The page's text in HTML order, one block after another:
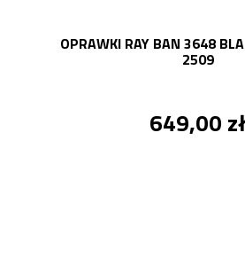
OPRAWKI RAY BAN 3648
2509
649,00